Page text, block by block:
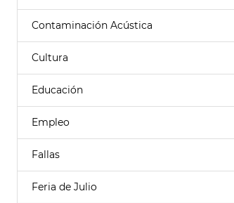
Contaminación Acústica
Cultura
Educación
Empleo
Fallas
Feria de Julio